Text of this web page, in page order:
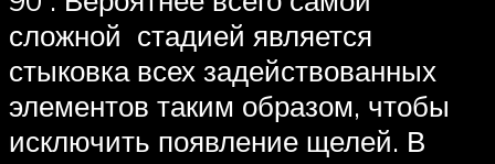
сложной стадией является
стыковка всех задействованных
элементов таким образом, чтобы
исключить появление щелей. В